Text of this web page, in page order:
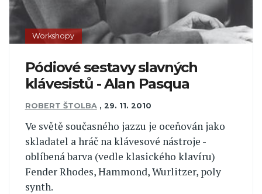
Workshopy
Pódiové sestavy slavných
klávesistů - Alan Pasqua
ROBERT ŠTOLBA , 29. 11. 2010
Ve světě současného jazzu je oceňován jako
skladatel a hráč na klávesové nástroje -
oblíbená barva (vedle klasického klavíru)
Fender Rhodes, Hammond, Wurlitzer, poly
synth.